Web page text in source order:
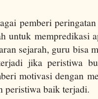
pemberi
untuk mempredikasi
sejarah, guru bisa
jika peristiwa
motivasi dengan
peristiwa baik terjadi.